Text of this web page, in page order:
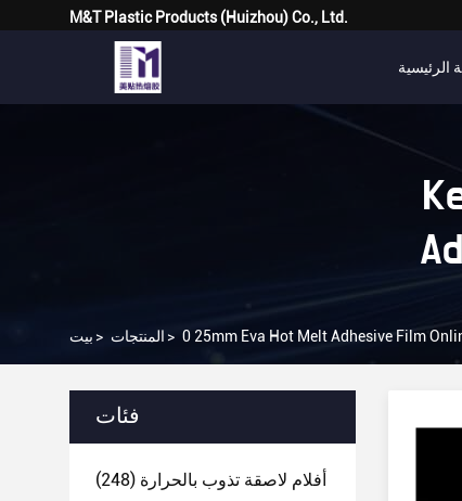
M&T Plastic Products (Huizhou) Co., Ltd.
الرئيسية
بيت > المنتجات > 0 25mm Eva Hot Melt Adhesive Film
فئات
أفلام لاصقة تذوب بالحرارة (248)